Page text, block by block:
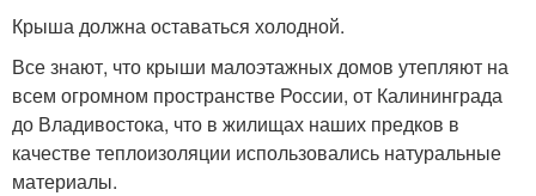
Крыша должна оставаться холодной.
Все знают, что крыши малоэтажных домов утепляют на
всем огромном пространстве России, от Калининграда
до Владивостока, что в жилищах наших предков в
качестве теплоизоляции использовались натуральные
материалы.